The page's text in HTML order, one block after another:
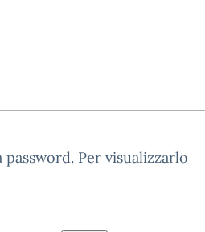
Per visualizzarlo